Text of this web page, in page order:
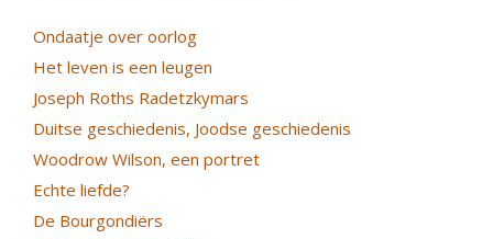
Ondaatje over oorlog
Het leven is een leugen
Joseph Roths Radetzkymars
Duitse geschiedenis, Joodse geschiedenis
Woodrow Wilson, een portret
Echte liefde?
De Bourgondiërs